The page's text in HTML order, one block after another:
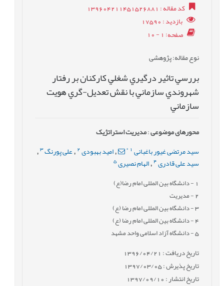
کد مقاله: 139604211451526881
بازدید: 17590
صفحه: 1 - 10
نوع مقاله: پژوهشی
بررسي تاثير درگيري شغلي کارکنان بر رفتار
شهروندي سازماني با نقش تعديل-‏گري هويت
سازماني
محورهای موضوعی:مدیریت استراتژیک
سید مرتضی غیور باغبانی *
,امید بهبودی 2
, علی پورنگ3
,
سید علی قادری 4
,الهام نصیری 5
- دانشگاه بین المللی امام رضا(ع)
2- مديريت
3- دانشگاه بین المللی امام رضا (ع)
4- دانشگاه بین المللی امام رضا (ع)
5- دانشگاه آزاد اسلامی واحد مشهد
تاریخ دریافت : 1396/04/21
تاریخ پذیرش : 1397/03/05
تاریخ انتشار : 1397/09/10